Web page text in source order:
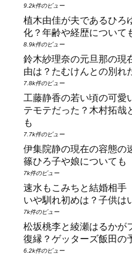
9.2k件のビュー
植木由佳が夫であるひろ
化？年齢や経歴について
8.9k件のビュー
鈴木紗理奈の元旦那の現
由は？たむけんとの別れ
7.8k件のビュー
工藤静香の若い頃の可愛
テモテだった？木村拓哉
も
7.7k件のビュー
伊集院静の現在の容態の
篠ひろ子や娘についても
7k件のビュー
速水もこみちと結婚相手
いや馴れ初めは？子供は
7k件のビュー
松坂桃李と綾瀬はるかが
復縁？ゲッターズ飯田の
6.2k件のビュー